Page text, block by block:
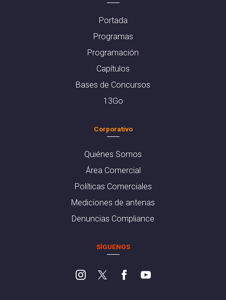
Portada
Programas
Programación
Capítulos
Bases de Concursos
13Go
Corporativo
Quiénes Somos
Área Comercial
Políticas Comerciales
Mediciones de antenas
Denuncias Compliance
SÍGUENOS